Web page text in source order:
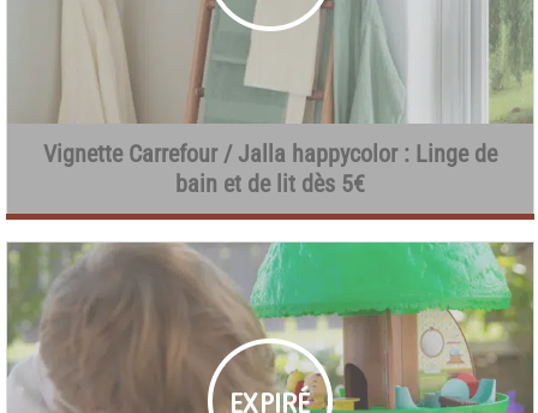
Vignette Carrefour / Jalla happycolor : Linge de
bain et de lit dès 5€